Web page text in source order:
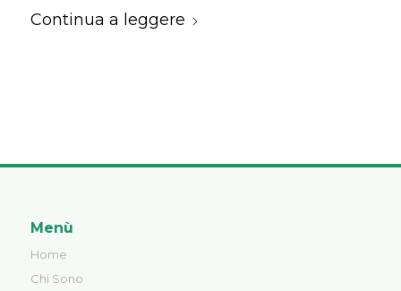
Continua a leggere
Menù
Home
Chi Sono